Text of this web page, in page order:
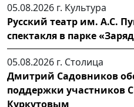
05.08.2026 г. Культура
Русский театр им. А.С.
спектакля в парке
05.08.2026 г. Столица
Дмитрий Садовников
поддержки участников
Куркутовым